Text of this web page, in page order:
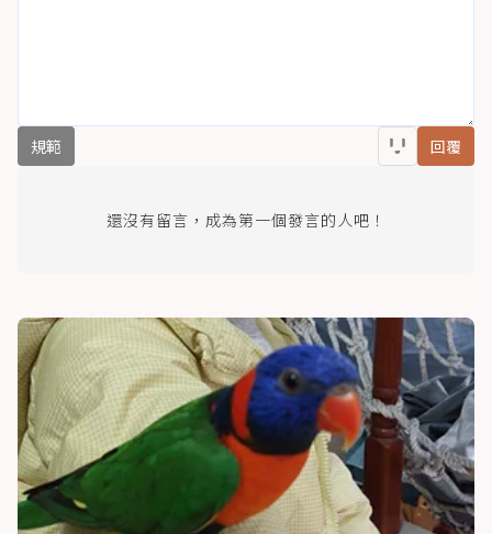
規範 回覆
還沒有留言，成為第一個發言的人吧！